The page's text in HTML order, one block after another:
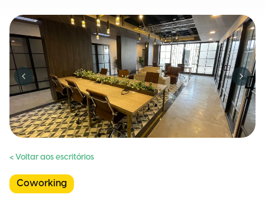
Previous slide Next
< Voltar aos escritórios
Coworking